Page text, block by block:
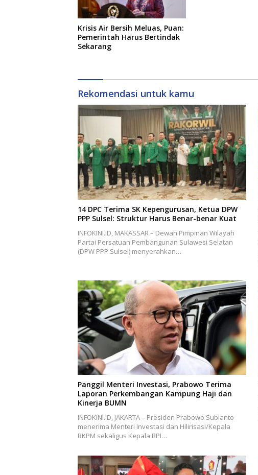
Krisis Air Bersih Meluas, Puan:
Pemerintah Harus Bertindak
Sekarang
Rekomendasi untuk kamu
14 DPC Terima SK Kepengurusan, Ketua DPW
PPP Sulsel: Struktur Harus Benar-benar Kuat
INFOKINI.ID, MAKASSAR – Dewan Pimpinan Wilayah
Partai Persatuan Pembangunan Sulawesi Selatan
(DPW PPP Sulsel) menyerahkan…
Panggil Menteri Investasi, Prabowo Terima
Laporan Perkembangan Kampung Haji dan
Kinerja BUMN
INFOKINI.ID, JAKARTA – Presiden Prabowo Subianto
menerima Menteri Investasi dan Hilirisasi/Kepala
BKPM sekaligus Kepala BPI…